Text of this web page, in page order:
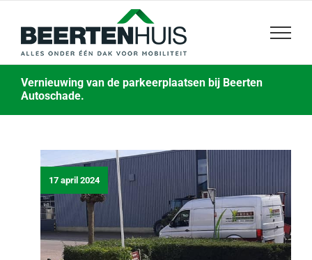
content
Vernieuwing van de parkeerplaatsen bij Beerten
Autoschade.
17 april 2024